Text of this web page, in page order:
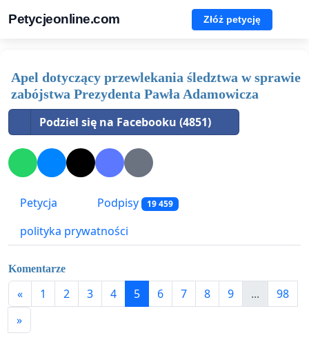
Petycjeonline.com Złóż petycję
Apel dotyczący przewlekania śledztwa w sprawie
zabójstwa Prezydenta Pawła Adamowicza
Podziel się na Facebooku (4851)
Petycja Podpisy 19 459
polityka prywatności
Komentarze
« 1 2 3 4 5 6 7 8 9 ...
98
»